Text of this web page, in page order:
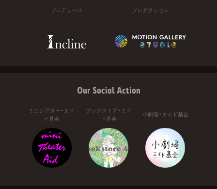
プロデュース プロダクション
Our Social Action
ミニシアター・エイ
ド基金
ブックストア・エイ
ド基金
小劇場・エイド基金